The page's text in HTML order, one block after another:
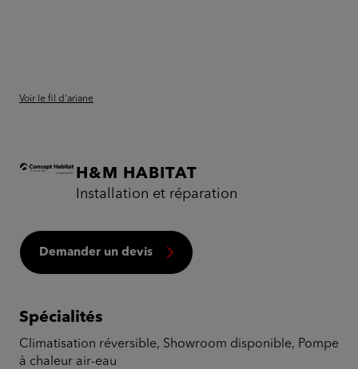
Voir le fil d'ariane
H&M HABITAT
Installation et réparation
Demander un devis
Spécialités
Climatisation réversible, Showroom disponible, Pompe
à chaleur air-eau